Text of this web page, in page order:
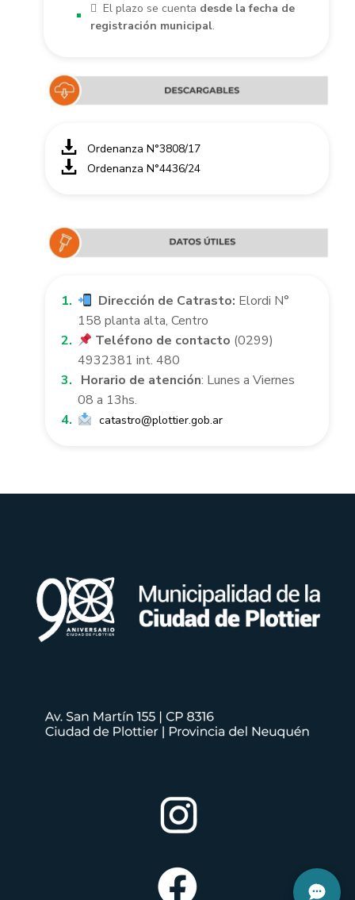
 El plazo se cuenta desde la fecha de
registración municipal.
Ordenanza N°3808/17
Ordenanza N°4436/24
Dirección de Catrasto: Elordi N°
158 planta alta, Centro
Teléfono de contacto (0299)
4932381 int. 480
Horario de atención: Lunes a Viernes
08 a 13hs.
catastro@plottier.gob.ar